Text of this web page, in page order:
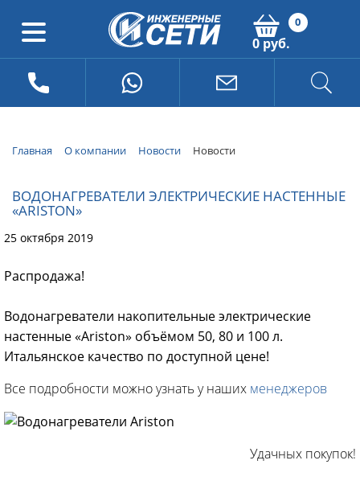
0
0 руб.
Главная О компании Новости Новости
ВОДОНАГРЕВАТЕЛИ ЭЛЕКТРИЧЕСКИЕ НАСТЕННЫЕ
«ARISTON»
25 октября 2019
Распродажа!
Водонагреватели накопительные электрические
настенные «Ariston» объёмом 50, 80 и 100 л.
Итальянское качество по доступной цене!
Все подробности можно узнать у наших менеджеров
Удачных покупок!